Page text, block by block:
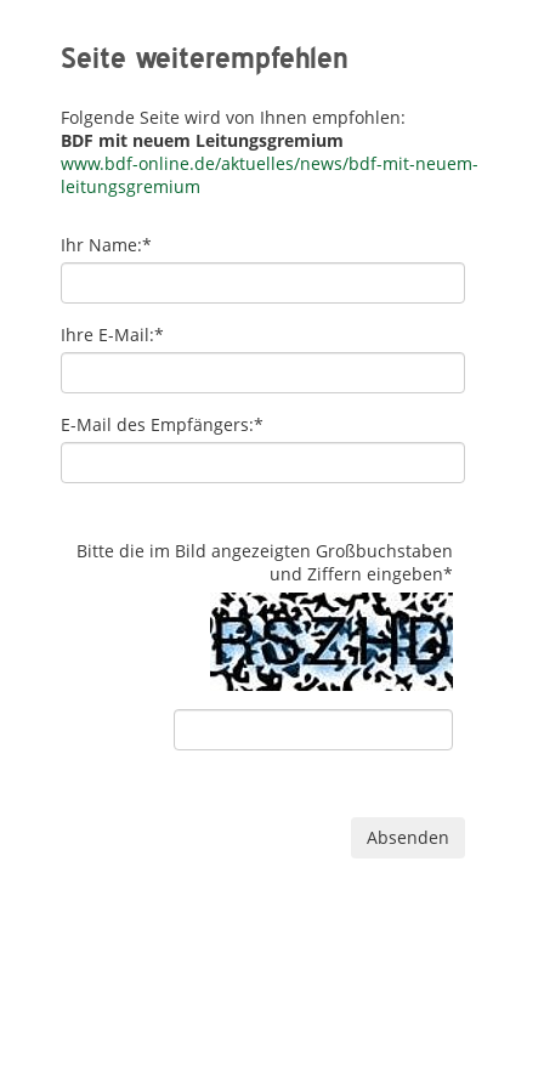
Seite weiterempfehlen
Folgende Seite wird von Ihnen empfohlen:
BDF mit neuem Leitungsgremium
www.bdf-online.de/aktuelles/news/bdf-mit-neuem-
leitungsgremium
Ihr Name:*
Ihre E-Mail:*
E-Mail des Empfängers:*
Bitte die im Bild angezeigten Großbuchstaben
und Ziffern eingeben*
Absenden